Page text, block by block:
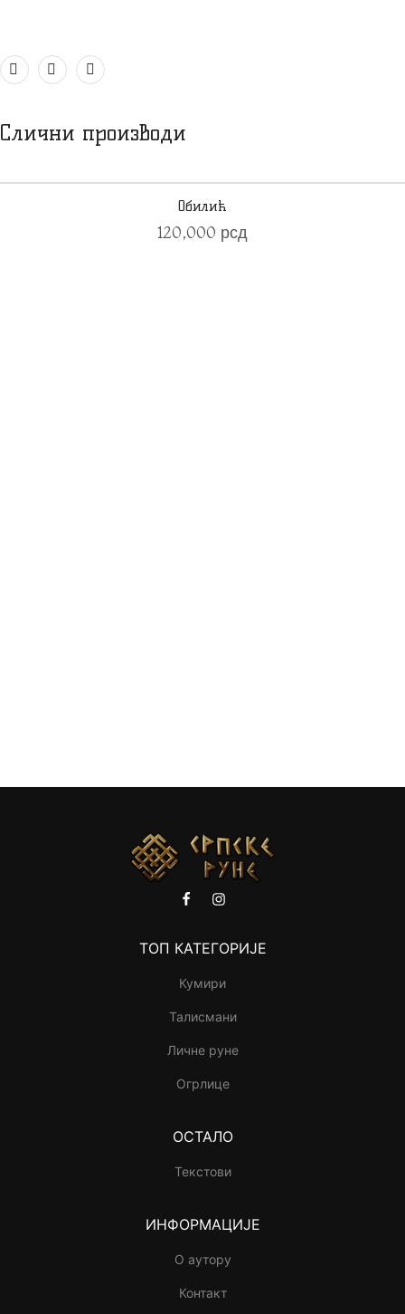
Слични производи
Обилић
120,000 рсд
ТОП КАТЕГОРИЈЕ
Кумири
Талисмани
Личне руне
Огрлице
ОСТАЛО
Текстови
ИНФОРМАЦИЈЕ
О аутору
Контакт